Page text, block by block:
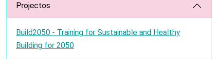
Projectos
Build2050 - Training for Sustainable and Healthy
Building for 2050